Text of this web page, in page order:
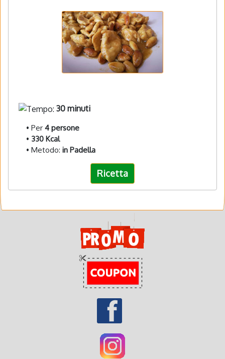
30 minuti
• Per 4 persone
• 330 Kcal
• Metodo: in Padella
Ricetta